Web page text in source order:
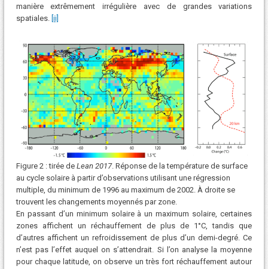
manière extrêmement irrégulière avec de grandes variations
spatiales. [ii]
Figure 2 : tirée de Lean 2017. Réponse de la température de surface
au cycle solaire à partir d’observations utilisant une régression
multiple, du minimum de 1996 au maximum de 2002. À droite se
trouvent les changements moyennés par zone.
En passant d’un minimum solaire à un maximum solaire, certaines
zones affichent un réchauffement de plus de 1°C, tandis que
d’autres affichent un refroidissement de plus d’un demi-degré. Ce
n’est pas l’effet auquel on s’attendrait. Si l’on analyse la moyenne
pour chaque latitude, on observe un très fort réchauffement autour